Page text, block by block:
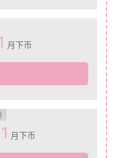
月下币
月下币